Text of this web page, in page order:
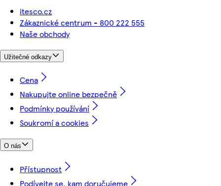
itesco.cz
Zákaznické centrum - 800 222 555
Naše obchody
Užitečné odkazy
Cena
Nakupujte online bezpečně
Podmínky používání
Soukromí a cookies
O nás
Přístupnost
Podívejte se, kam doručujeme